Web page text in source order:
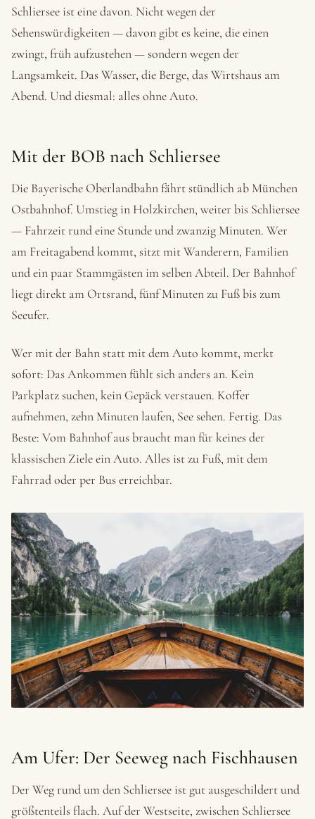
Schliersee ist eine davon. Nicht wegen der
Sehenswürdigkeiten — davon gibt es keine, die einen
zwingt, früh aufzustehen — sondern wegen der
Langsamkeit. Das Wasser, die Berge, das Wirtshaus am
Abend. Und diesmal: alles ohne Auto.
Mit der BOB nach Schliersee
Die Bayerische Oberlandbahn fährt stündlich ab München
Ostbahnhof. Umstieg in Holzkirchen, weiter bis Schliersee
— Fahrzeit rund eine Stunde und zwanzig Minuten. Wer
am Freitagabend kommt, sitzt mit Wanderern, Familien
und ein paar Stammgästen im selben Abteil. Der Bahnhof
liegt direkt am Ortsrand, fünf Minuten zu Fuß bis zum
Seeufer.
Wer mit der Bahn statt mit dem Auto kommt, merkt
sofort: Das Ankommen fühlt sich anders an. Kein
Parkplatz suchen, kein Gepäck verstauen. Koffer
aufnehmen, zehn Minuten laufen, See sehen. Fertig. Das
Beste: Vom Bahnhof aus braucht man für keines der
klassischen Ziele ein Auto. Alles ist zu Fuß, mit dem
Fahrrad oder per Bus erreichbar.
Am Ufer: Der Seeweg nach Fischhausen
Der Weg rund um den Schliersee ist gut ausgeschildert und
größtenteils flach. Auf der Westseite, zwischen Schliersee